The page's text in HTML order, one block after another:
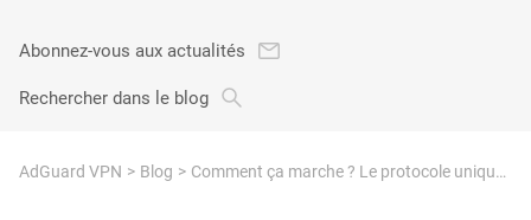
Abonnez-vous aux actualités
Rechercher dans le blog
AdGuard VPN Blog Comment ça marche ? Le protocole unique AdGuard VPN